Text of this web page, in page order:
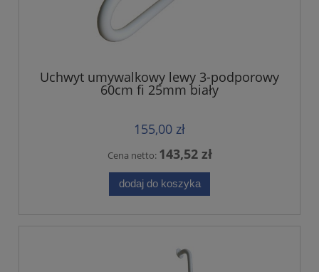
Uchwyt umywalkowy lewy 3-podporowy
60cm fi 25mm biały
155,00 zł
Cena netto: 143,52 zł
dodaj do koszyka